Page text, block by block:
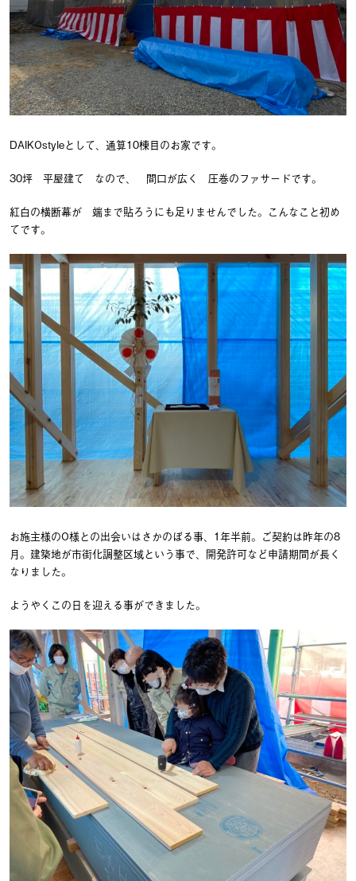
DAIKOstyleとして、通算10棟目のお家です。
30坪 平屋建て なので、 間口が広く 圧巻のファサードです。
紅白の横断幕が 端まで貼ろうにも足りませんでした。こんなこと初め
てです。
お施主様のO様との出会いはさかのぼる事、1年半前。ご契約は昨年の8
月。建築地が市街化調整区域という事で、開発許可など申請期間が長く
なりました。
ようやくこの日を迎える事ができました。